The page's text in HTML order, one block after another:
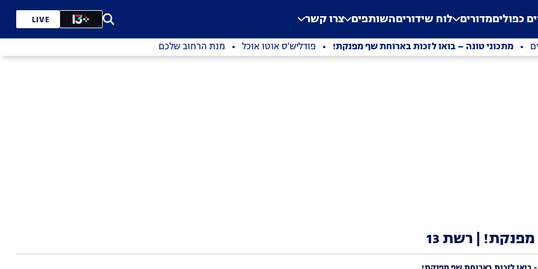
Application error: a
. כפוליםמדורים לוח שידוריםהשותפים צרו קשר LIVE
מתכוני טונה – בואו לזכות בארוחת שף מפנקת! פודליש'ס אוטו אוכל מנת הרחוב שלכם
| רשת 13